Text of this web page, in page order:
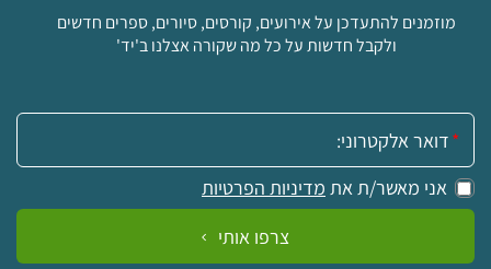
מוזמנים להתעדכן על אירועים, קורסים, סיורים, ספרים חדשים
ולקבל חדשות על כל מה שקורה אצלנו ב'יד'
אימייל:
אני מאשר/ת את מדיניות הפרטיות
צרפו אותי